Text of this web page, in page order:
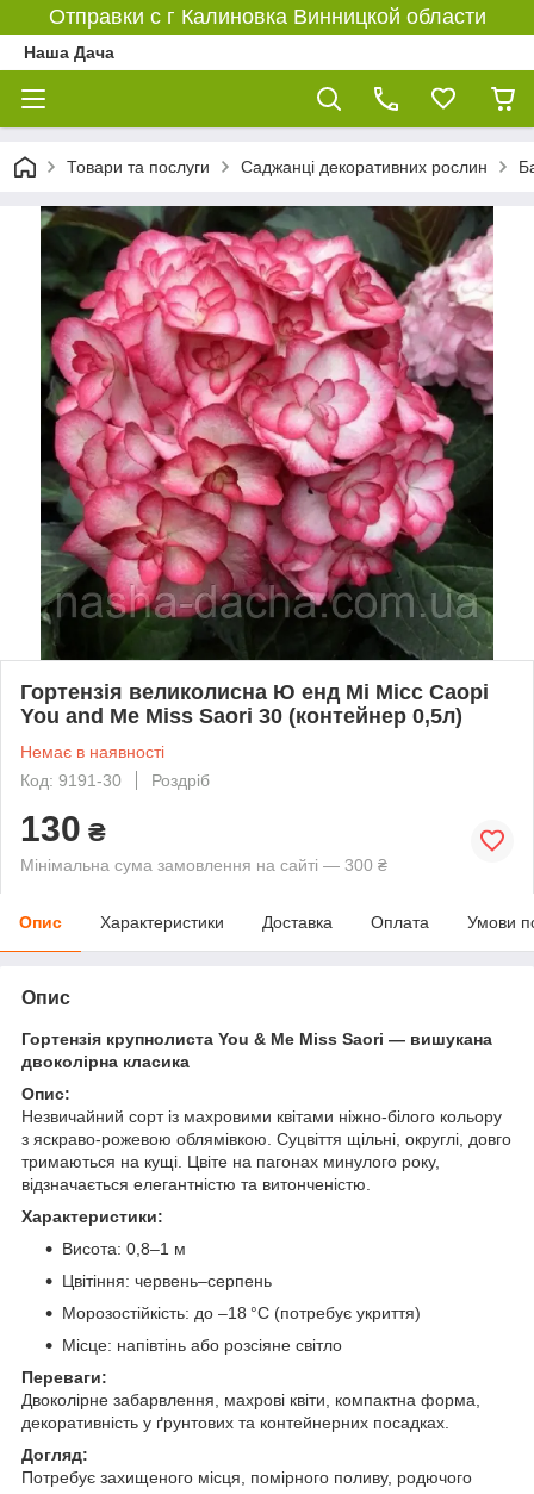
Отправки с г Калиновка Винницкой области
Наша Дача
Товари та послуги Саджанці декоративних рослин
Гортензія великолисна Ю енд Мi Мiсс Саорi
You and Me Miss Saori 30 (контейнер 0,5л)
Немає в наявності
Код: 9191-30
Роздріб
130 ₴
Мінімальна сума замовлення на сайті — 300 ₴
Опис Характеристики Доставка Оплата Умови
Опис
Гортензія крупнолиста You & Me Miss Saori — вишукана
двоколірна класика
Опис:
Незвичайний сорт із махровими квітами ніжно-білого кольору
з яскраво-рожевою облямівкою. Суцвіття щільні, округлі, довго
тримаються на кущі. Цвіте на пагонах минулого року,
відзначається елегантністю та витонченістю.
Характеристики:
Висота: 0,8–1 м
Цвітіння: червень–серпень
Морозостійкість: до –18 °C (потребує укриття)
Місце: напівтінь або розсіяне світло
Переваги:
Двоколірне забарвлення, махрові квіти, компактна форма,
декоративність у ґрунтових та контейнерних посадках.
Догляд:
Потребує захищеного місця, помірного поливу, родючого